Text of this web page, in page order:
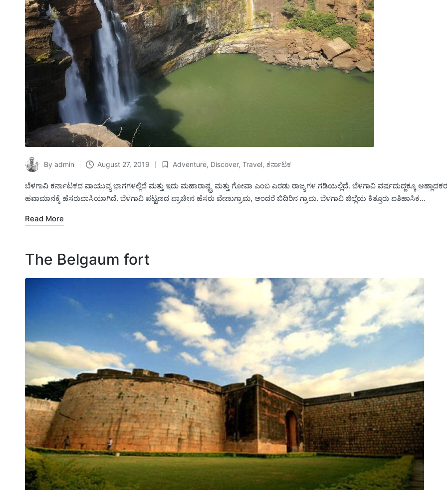
Posted
by
By admin August 27, 2019
Posted
in
Adventure, Discover, Travel, ಕರ್ನಾಟಕ
ಬೆಳಗಾವಿ ಕರ್ನಾಟಕದ ವಾಯುವ್ಯ ಭಾಗಗಳಲ್ಲಿದೆ ಮತ್ತು ಇದು ಮಹಾರಾಷ್ಟ್ರ ಮತ್ತು ಗೋವಾ ಎಂಬ ಎರಡು ರಾಜ್ಯಗಳ ಗಡಿಯಲ್ಲಿದೆ. ಬೆಳಗಾವಿ ವರ್ಷದುದ್ದಕ್ಕೂ ಆಹ್ಲಾದಕರ
ಹವಾಮಾನಕ್ಕೆ ಹೆಸರುವಾಸಿಯಾಗಿದೆ. ಬೆಳಗಾವಿ ಪಟ್ಟಣದ ಪ್ರಾಚೀನ ಹೆಸರು ವೇಣುಗ್ರಾಮ, ಅಂದರೆ ಬಿದಿರಿನ ಗ್ರಾಮ. ಬೆಳಗಾವಿ ಜಿಲ್ಲೆಯ ಕಿತ್ತೂರು ಐತಿಹಾಸಿಕ…
Read More
The Belgaum fort